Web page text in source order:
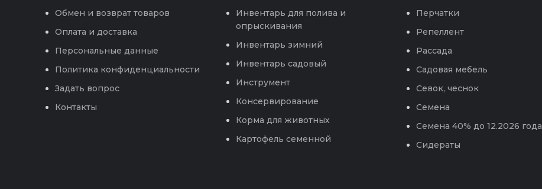
Обмен и возврат товаров
Оплата и доставка
Персональные данные
Политика конфиденциальности
Задать вопрос
Контакты
Инвентарь для полива и
опрыскивания
Инвентарь зимний
Инвентарь садовый
Инструмент
Консервирование
Корма для животных
Картофель семенной
Перчатки
Репеллент
Рассада
Садовая мебель
Севок, чеснок
Семена
Семена 40% до 12.2026 года
Сидераты